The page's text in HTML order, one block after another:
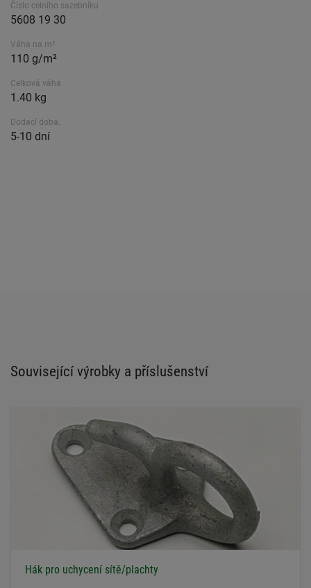
Číslo celního sazebníku
5608 19 30
Váha na m²
110 g/m²
Celková váha
1.40 kg
Dodací doba.
5-10 dní
Související výrobky a příslušenství
Hák pro uchycení sítě/plachty